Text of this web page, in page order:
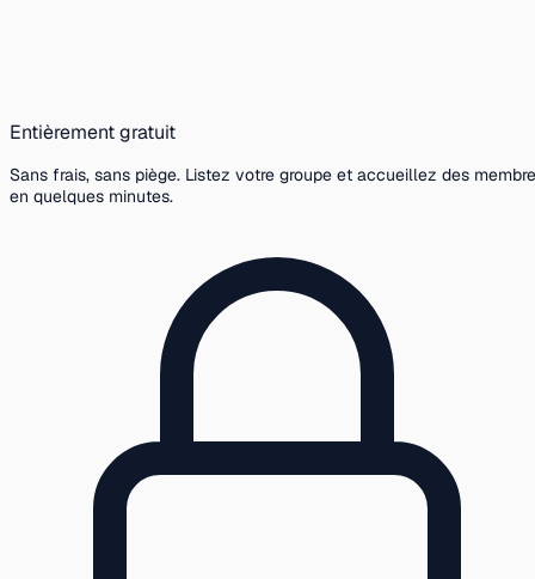
Entièrement gratuit
Sans frais, sans piège. Listez votre groupe et accueillez des
en quelques minutes.